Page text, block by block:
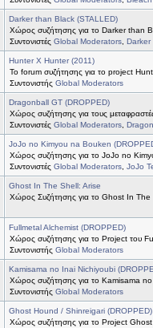
Darker than Black (STALLED)
Χώρος συζήτησης για το Darker than
Συντονιστές Global Moderators Darker
Hunter X Hunter (2011)
Το forum συζήτησης για το project
Συντονιστής Global Moderators
Dragonball GT (DROPPED)
Χώρος συζήτησης για τους
Συντονιστές Global Moderators
JoJo no Kimyou na Bouken
Χώρος συζήτησης για το JoJo no
Συντονιστές Global Moderators JoJo
Ghost In The Shell: Arise
Χώρος Συζήτησης για το Ghost In The
Fullmetal Alchemist (DROPPED)
Χώρος συζήτησης για το Project του
Συντονιστής Global Moderators
Kamisama no Inai Nichiyoubi
Χώρος συζήτησης για το Kamisama
Συντονιστής Global Moderators
Ghost Hound / Shinreigari (DROPPED)
Χώρος συζήτησης για το Project